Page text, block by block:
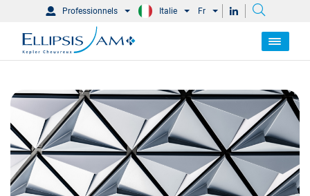
Professionnels Italie Fr